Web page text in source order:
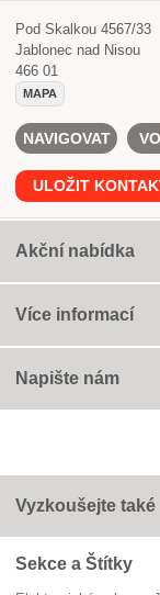
Pod Skalkou 4567/33
Jablonec nad Nisou
466 01
MAPA
NAVIGOVAT
ULOŽIT
Akční nabídka
Více informací
Napište nám
Vyzkoušejte také
Sekce a Štítky